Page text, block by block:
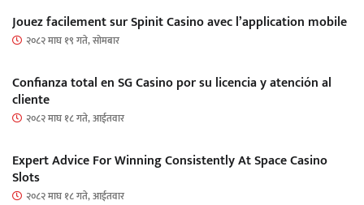
Jouez facilement sur Spinit Casino avec l’application mobile
२०८२ माघ १९ गते, सोमबार
Confianza total en SG Casino por su licencia y atención al
cliente
२०८२ माघ १८ गते, आईतवार
Expert Advice For Winning Consistently At Space Casino
Slots
२०८२ माघ १८ गते, आईतवार